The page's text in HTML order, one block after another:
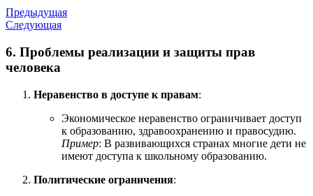
Предыдущая
Следующая
6. Проблемы реализации и защиты прав
человека
Неравенство в доступе к правам:
Экономическое неравенство ограничивает доступ
к образованию, здравоохранению и правосудию.
Пример: В развивающихся странах многие дети не
имеют доступа к школьному образованию.
Политические ограничения: